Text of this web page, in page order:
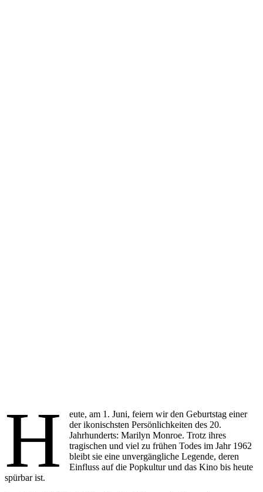
H
eute, am 1. Juni, feiern wir den Geburtstag einer
der ikonischsten Persönlichkeiten des 20.
Jahrhunderts: Marilyn Monroe. Trotz ihres
tragischen und viel zu frühen Todes im Jahr 1962
bleibt sie eine unvergängliche Legende, deren
Einfluss auf die Popkultur und das Kino bis heute
spürbar ist.